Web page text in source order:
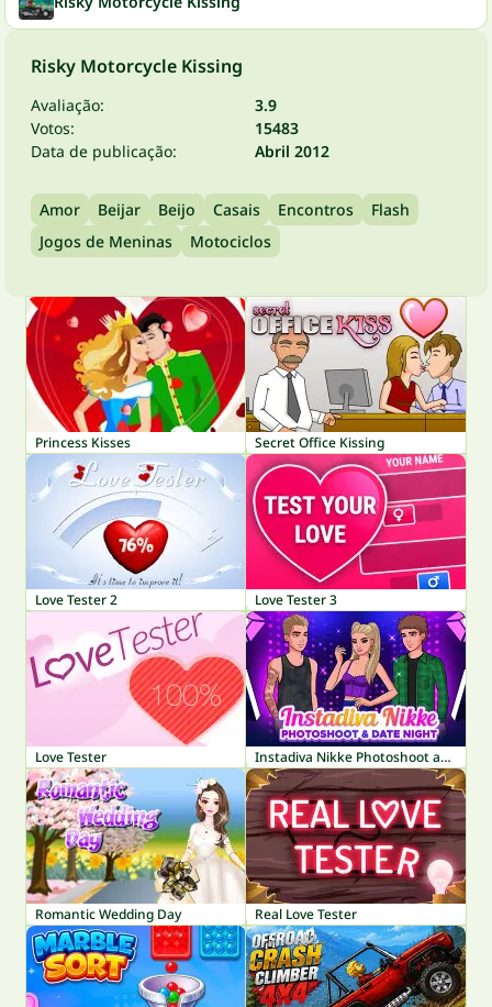
Risky Motorcycle Kissing
Avaliação:
3.9
Votos:
15483
Data de publicação:
Abril 2012
Amor Beijar Beijo Casais Encontros
Flash
Jogos de Meninas
Motociclos
Princess Kisses Secret Office Kissing
Love Tester 2 Love Tester 3
Love Tester Instadiva Nikke Photoshoot and Date Night
Romantic Wedding Day Real Love Tester